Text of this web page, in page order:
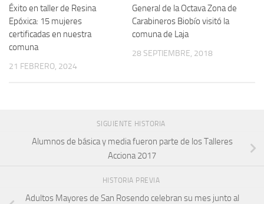
Éxito en taller de Resina
Epóxica: 15 mujeres
certificadas en nuestra
comuna
21 FEBRERO, 2024
General de la Octava Zona de
Carabineros Biobío visitó la
comuna de Laja
28 SEPTIEMBRE, 2018
SIGUIENTE HISTORIA
Alumnos de básica y media fueron parte de los Talleres
Acciona 2017
HISTORIA PREVIA
Adultos Mayores de San Rosendo celebran su mes junto al